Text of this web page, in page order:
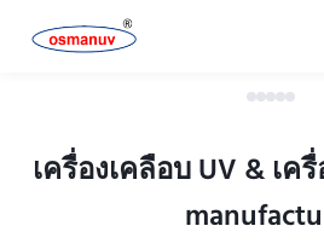
เครื่องเคลือบ UV & เค